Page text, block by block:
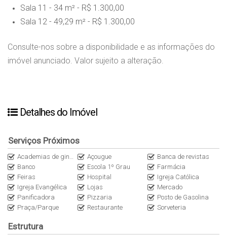
Sala 11 - 34 m² - R$ 1.300,00
Sala 12 - 49,29 m² - R$ 1.300,00
Consulte-nos sobre a disponibilidade e as informações do
imóvel anunciado. Valor sujeito a alteração.
Detalhes do Imóvel
Serviços Próximos
Academias de ginástica Açougue
Banca de revistas
Banco
Escola 1º Grau
Farmácia
Feiras
Hospital
Igreja Católica
Igreja Evangélica
Lojas
Mercado
Panificadora
Pizzaria
Posto de Gasolina
Praça/Parque
Restaurante Sorveteria
Estrutura